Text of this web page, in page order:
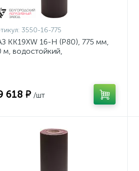
3550-16-775
KK19XW 16-H (Р80), 775 мм,
м, водостойкий,
618 ₽ /шт